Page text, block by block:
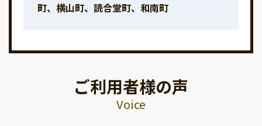
町、横山町、読合堂町、和南町
ご利用者様の声
Voice